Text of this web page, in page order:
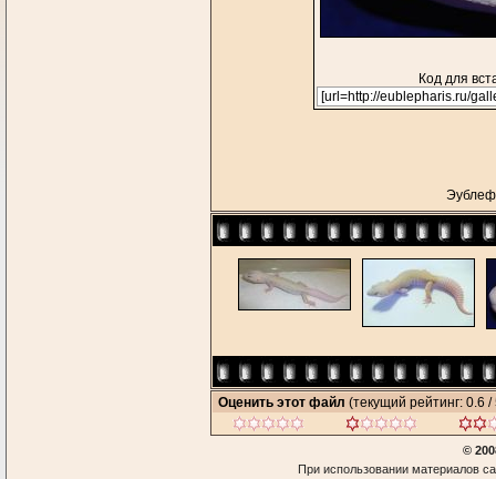
Код для
Оценить этот файл (текущий рейтинг: 0.6 /
©
При использовании материалов